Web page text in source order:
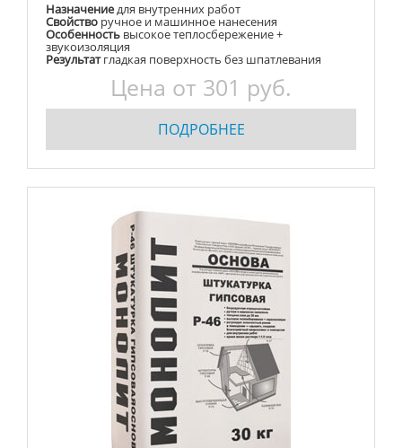
Назначениедля внутренних работ
Свойство ручное и машинное нанесения
Особенность высокое теплосбережение +
звукоизоляция
Результатгладкая поверхность без шпатлевания
Цена от 301 руб.
ПОДРОБНЕЕ